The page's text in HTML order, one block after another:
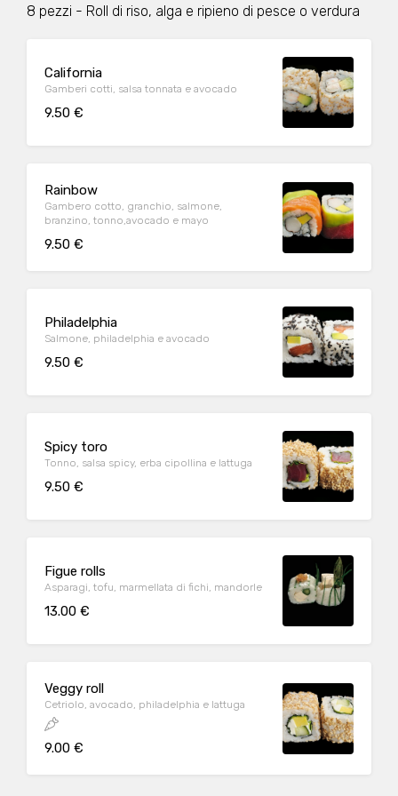
8 pezzi - Roll di riso, alga e ripieno di pesce o verdura
California
Gamberi cotti, salsa tonnata e avocado
9.50 €
Rainbow
Gambero cotto, granchio, salmone,
branzino, tonno,avocado e mayo
9.50 €
Philadelphia
Salmone, philadelphia e avocado
9.50 €
Spicy toro
Tonno, salsa spicy, erba cipollina e lattuga
9.50 €
Figue rolls
Asparagi, tofu, marmellata di fichi, mandorle
13.00 €
Veggy roll
Cetriolo, avocado, philadelphia e lattuga
9.00 €